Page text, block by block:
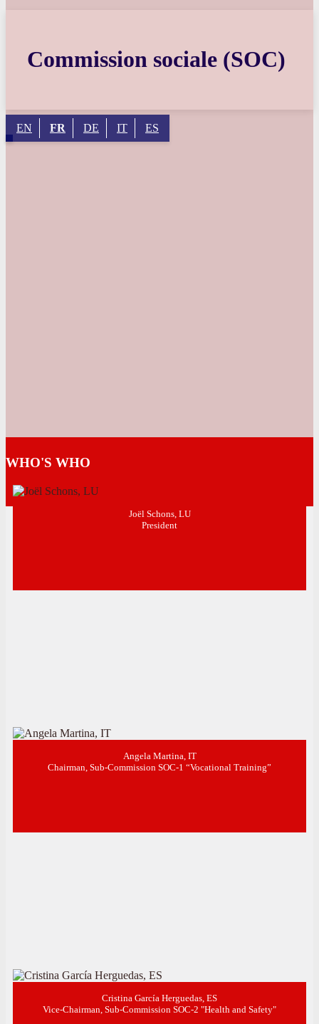
Commission sociale (SOC)
EN FR DE IT ES
WHO'S WHO
Joël Schons, LU
President
Angela Martina, IT
Chairman, Sub-Commission SOC-1 “Vocational Training”
Cristina García Herguedas, ES
Vice-Chairman, Sub-Commission SOC-2 "Health and Safety"